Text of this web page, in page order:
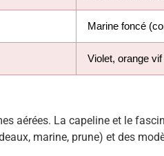
Marine foncé
Violet, orange vif
aérées. La capeline et le
marine, prune) et des